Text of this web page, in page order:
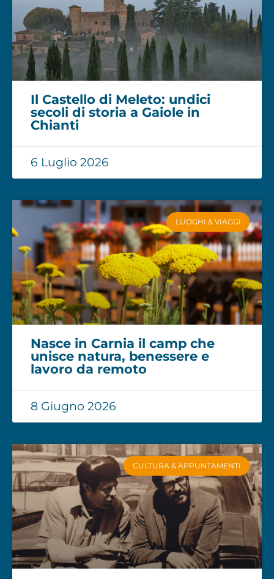
Il Castello di Meleto: undici
secoli di storia a Gaiole in
Chianti
6 Luglio 2026
LUOGHI & VIAGGI
Nasce in Carnia il camp che
unisce natura, benessere e
lavoro da remoto
8 Giugno 2026
CULTURA & APPUNTAMENTI